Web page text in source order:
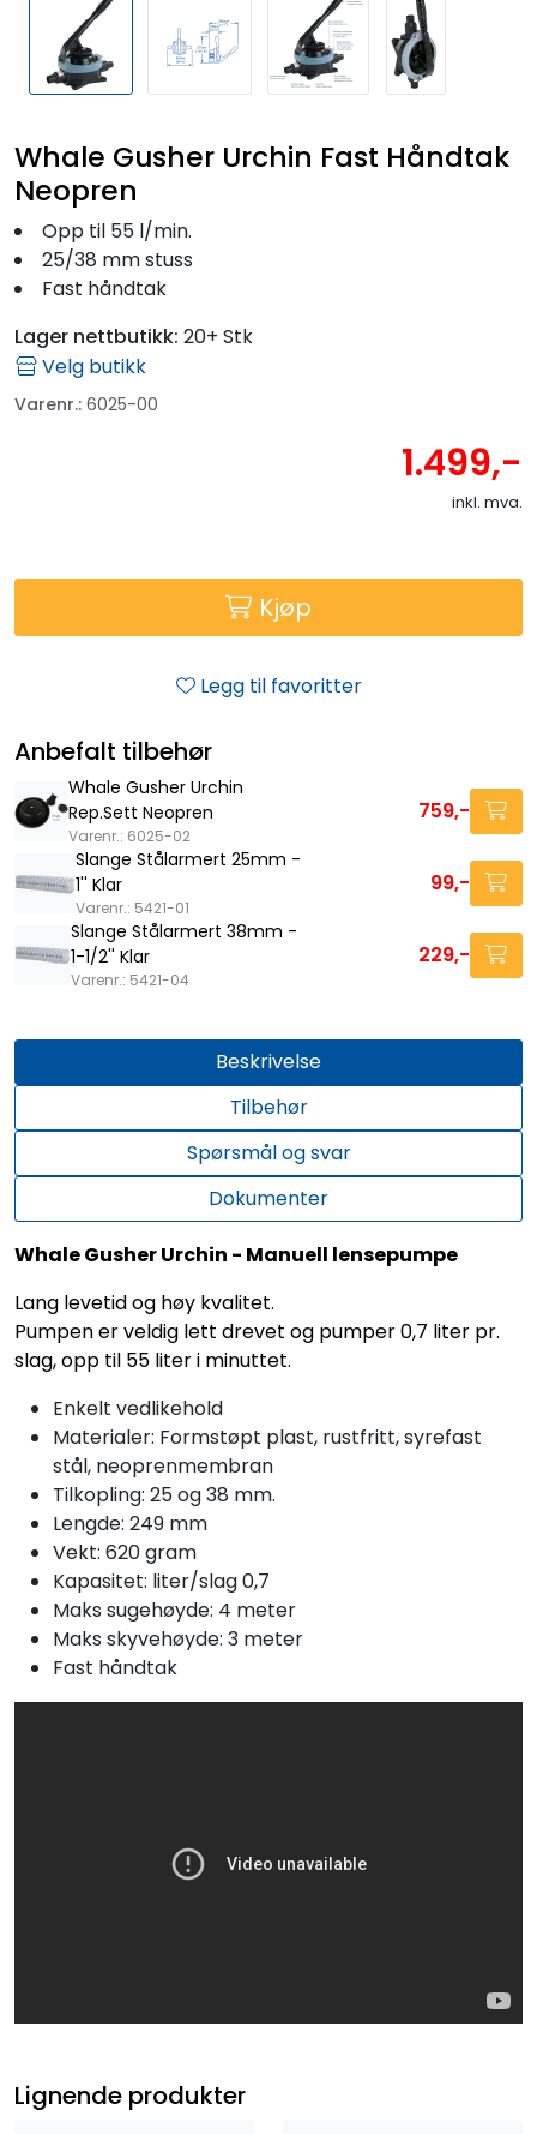
Whale Gusher Urchin Fast Håndtak
Neopren
Opp til 55 l/min.
25/38 mm stuss
Fast håndtak
Lager nettbutikk: 20+ Stk
Velg butikk
Varenr.: 6025-00
1.499,-
inkl. mva.
Kjøp
Legg til favoritter
Beskrivelse
Tilbehør
Spørsmål og svar
Dokumenter
Whale Gusher Urchin - Manuell lensepumpe
Lang levetid og høy kvalitet.
Pumpen er veldig lett drevet og pumper 0,7 liter pr.
slag, opp til 55 liter i minuttet.
Enkelt vedlikehold
Materialer: Formstøpt plast, rustfritt, syrefast
stål, neoprenmembran
Tilkopling: 25 og 38 mm.
Lengde: 249 mm
Vekt: 620 gram
Kapasitet: liter/slag 0,7
Maks sugehøyde: 4 meter
Maks skyvehøyde: 3 meter
Fast håndtak
Anbefalt tilbehør
Whale Gusher Urchin
Rep.Sett Neopren
Varenr.: 6025-02
759,-
Slange Stålarmert 25mm -
1'' Klar
Varenr.: 5421-01
99,-
Slange Stålarmert 38mm -
1-1/2'' Klar
Varenr.: 5421-04
229,-
Lignende produkter